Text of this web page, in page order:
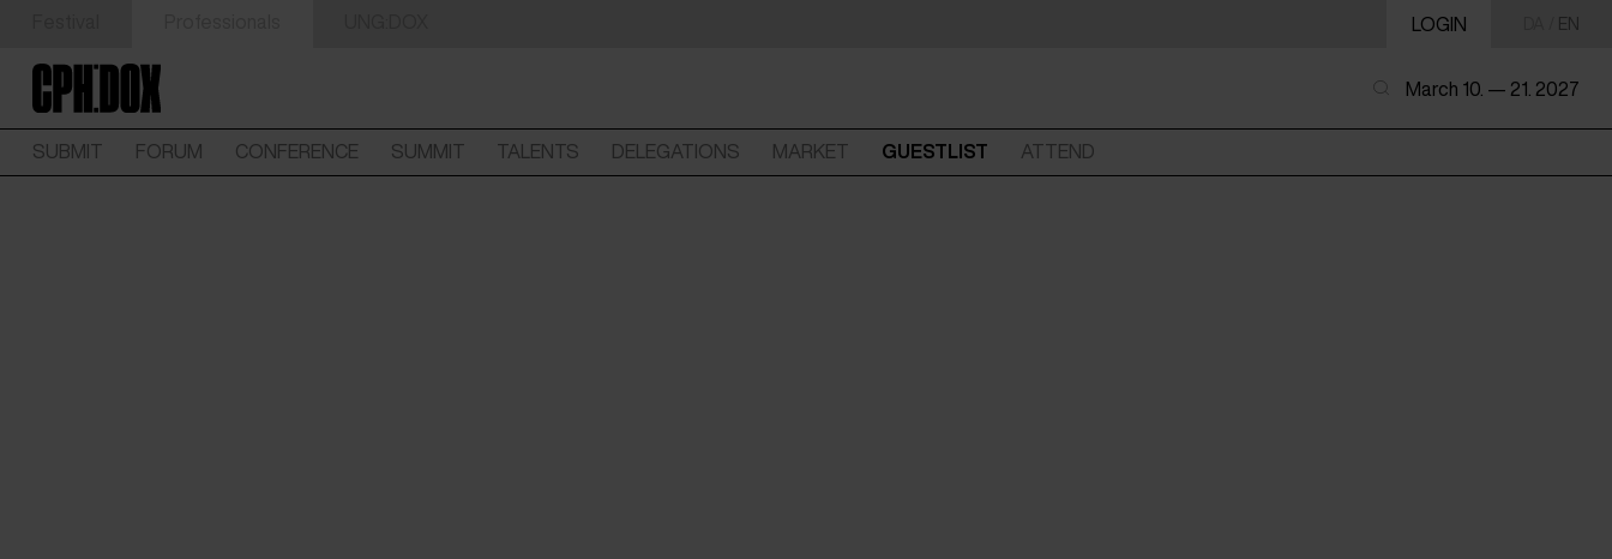
LOGIN EN
March 10. — 21. 2027
SUBMIT FORUM CONFERENCE SUMMIT TALENTS DELEGATIONS MARKET GUESTLIST ATTEND